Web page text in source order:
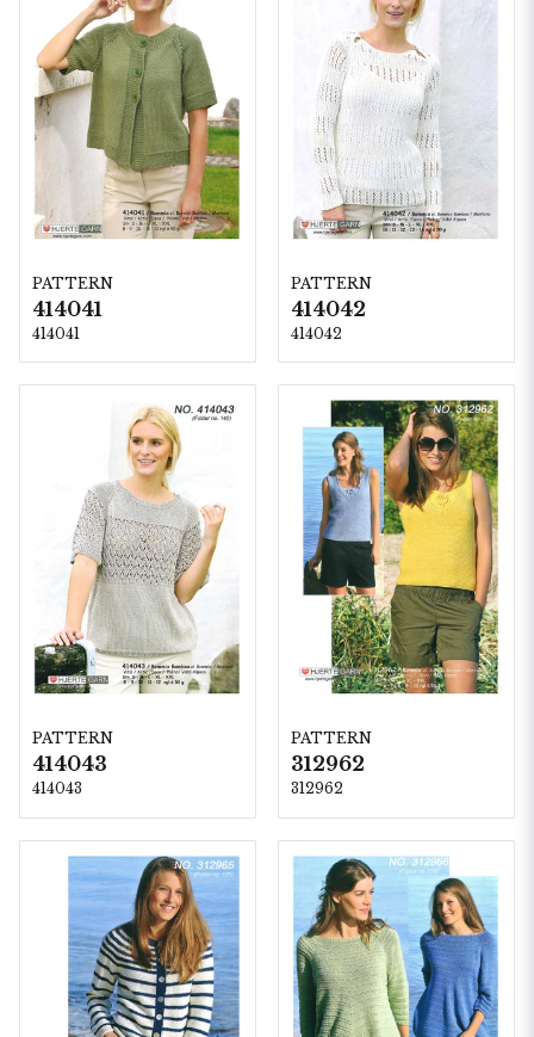
PATTERN
414041
414041
PATTERN
414042
414042
PATTERN
414043
414043
PATTERN
312962
312962